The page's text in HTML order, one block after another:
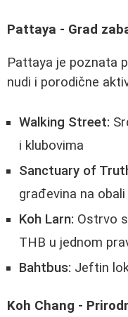
Pattaya - Grad
Pattaya je poznata
nudi i porodične
Walking Street:
i klubovima
Sanctuary of
građevina na obali
Koh Larn: Ostrvo
THB u jednom
Bahtbus: Jeftin
Koh Chang -